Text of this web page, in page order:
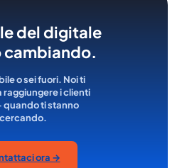
del digitale
cambiando.
o sei fuori. Noi ti
raggiungere i clienti
quando ti stanno
cercando.
ora →